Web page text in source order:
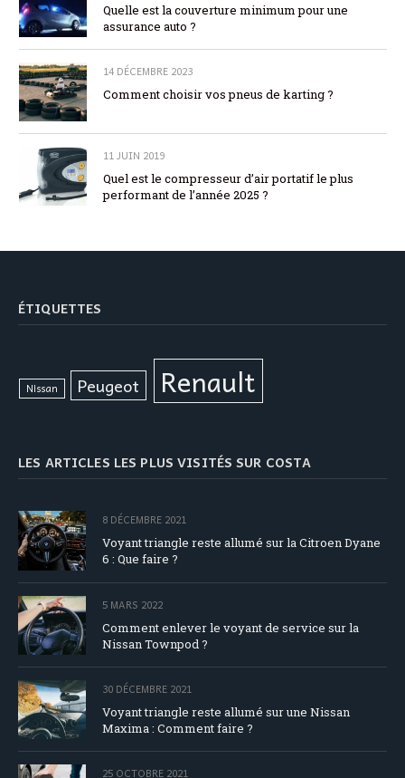
Quelle est la couverture minimum pour une
assurance auto ?
14 DÉCEMBRE 2023
Comment choisir vos pneus de karting ?
11 JUIN 2019
Quel est le compresseur d’air portatif le plus
performant de l’année 2025 ?
ÉTIQUETTES
Nissan Peugeot Renault
LES ARTICLES LES PLUS VISITÉS SUR COSTA
8 DÉCEMBRE 2021
Voyant triangle reste allumé sur la Citroen Dyane
6 : Que faire ?
5 MARS 2022
Comment enlever le voyant de service sur la
Nissan Townpod ?
30 DÉCEMBRE 2021
Voyant triangle reste allumé sur une Nissan
Maxima : Comment faire ?
25 OCTOBRE 2021